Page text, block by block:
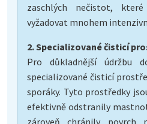
zaschlých nečistot,
vyžadovat mnohem
2. Specializované čisticí
Pro důkladnější údržbu
specializované čisticí
sporáky. Tyto prostředky
efektivně odstranily
zároveň chránily povrch